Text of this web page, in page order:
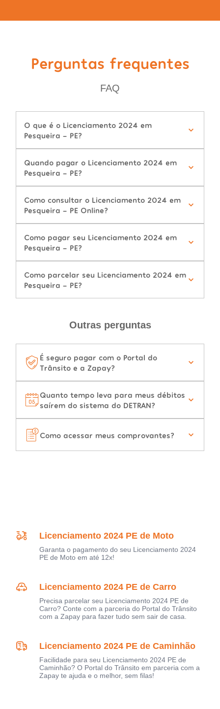
Perguntas frequentes
FAQ
O que é o Licenciamento 2024 em
Pesqueira - PE?
Quando pagar o Licenciamento 2024 em
Pesqueira - PE?
Como consultar o Licenciamento 2024 em
Pesqueira - PE Online?
Como pagar seu Licenciamento 2024 em
Pesqueira - PE?
Como parcelar seu Licenciamento 2024 em
Pesqueira - PE?
Outras perguntas
É seguro pagar com o Portal do
Trânsito e a Zapay?
Quanto tempo leva para meus débitos
saírem do sistema do DETRAN?
Como acessar meus comprovantes?
Licenciamento 2024 PE de Moto
Garanta o pagamento do seu Licenciamento 2024
PE de Moto em até 12x!
Licenciamento 2024 PE de Carro
Precisa parcelar seu Licenciamento 2024 PE de
Carro? Conte com a parceria do Portal do Trânsito
com a Zapay para fazer tudo sem sair de casa.
Licenciamento 2024 PE de Caminhão
Facilidade para seu Licenciamento 2024 PE de
Caminhão? O Portal do Trânsito em parceria com a
Zapay te ajuda e o melhor, sem filas!